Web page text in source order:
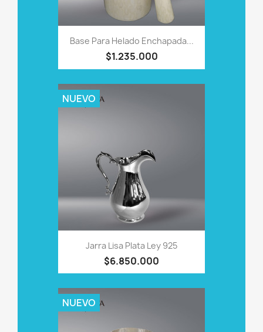
Base Para Helado Enchapada...
$1.235.000
Jarra Lisa Plata Ley 925
$6.850.000
NUEVO
NUEVO